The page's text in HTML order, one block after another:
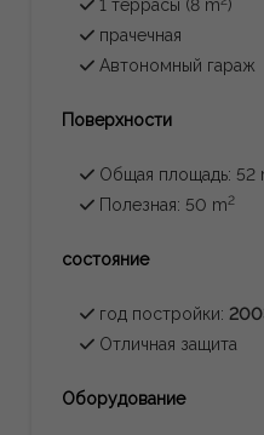
1 террасы (8 m )
прачечная
Автономный гараж
Поверхности
Общая площадь: 52
Полезная: 50 m2
состояние
год постройки:
Отличная защита
Oборудование